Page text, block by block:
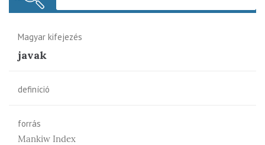
Magyar kifejezés
javak
definíció
forrás
Mankiw Index